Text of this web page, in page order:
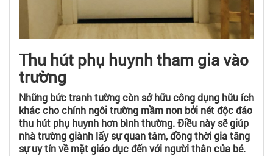
Thu hút phụ huynh tham gia vào
trường
Những bức tranh tường còn sở hữu công dụng hữu ích
khác cho chính ngôi trường mầm non bởi nét độc đáo
thu hút phụ huynh hơn bình thường. Điều này sẽ giúp
nhà trường giành lấy sự quan tâm, đồng thời gia tăng
sự uy tín về mặt giáo dục đến với người thân của bé.